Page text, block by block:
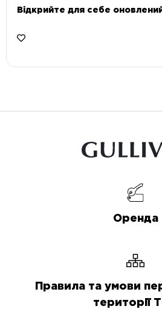
Відкрийте для себе
Оренда
Правила та умови
території